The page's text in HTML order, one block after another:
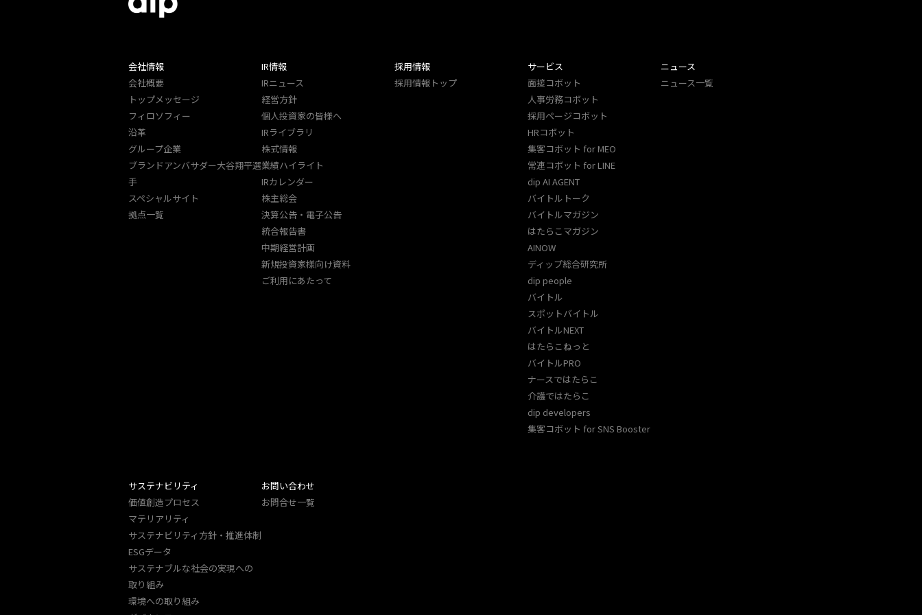
会社情報
会社概要
トップメッセージ
フィロソフィー
沿革
グループ企業
ブランドアンバサダー大谷翔平選
手
スペシャルサイト
拠点一覧
IR情報
IRニュース
経営方針
個人投資家の皆様へ
IRライブラリ
株式情報
業績ハイライト
IRカレンダー
株主総会
決算公告・電子公告
統合報告書
中期経営計画
新規投資家様向け資料
ご利用にあたって
採用情報
採用情報トップ
サービス
面接コボット
人事労務コボット​
採用ページコボット​
HRコボット
集客コボット for MEO
常連コボット for LINE​
dip AI AGENT
バイトルトーク
バイトルマガジン
はたらこマガジン
AINOW
ディップ総合研究所
dip people
バイトル
スポットバイトル
バイトルNEXT
はたらこねっと
バイトルPRO
ナースではたらこ
介護ではたらこ
dip developers
集客コボット for SNS Booster
ニュース
ニュース一覧
サステナビリティ
価値創造プロセス
マテリアリティ
サステナビリティ方針・推進体制
ESGデータ
サステナブルな社会の実現への
取り組み
環境への取り組み
お問い合わせ
お問合せ一覧